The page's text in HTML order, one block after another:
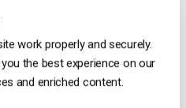
work properly and securely.
the best experience on our
and enriched content.
video dacast